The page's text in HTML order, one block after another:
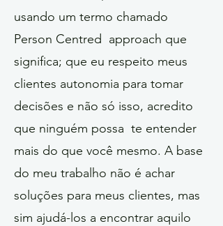
usando um termo chamado
Person Centred approach que
significa; que eu respeito meus
clientes autonomia para tomar
decisões e não só isso, acredito
que ninguém possa te entender
mais do que você mesmo. A base
do meu trabalho não é achar
soluções para meus clientes, mas
sim ajudá-los a encontrar aquilo